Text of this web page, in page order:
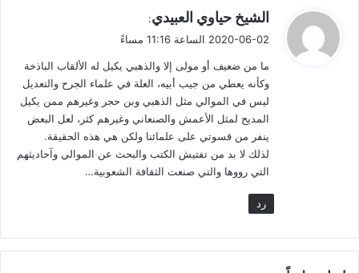
– العثمانية، ص44، عمرو بن بحر الجاحظ (المتوفى: 255هـ)،
تحقيق وشرح عبد السلام محمد هارون، دار الجيل، بيروت، الطبعة
– تاريخ بغداد، 15/363، أبو بكر أحمد بن علي بن ثابت الخطيب
البغدادي (ت: 463هـ)، تحقيق الدكتور بشار عواد معروف، دار الغرب
الإسلامي – بيروت، الطبعة الأولى، 1422هـ – 2002م.
[3] – كتبت المقال في 3/5/2017. ونحن الآن في 14/2/2020.
ي
ل
الشيخ حياوي العبيدي:
2020-06-02 الساعة 11:16 مساءً
ما من ضعيف أو مولى إلا والذهبي يكيل له الألقاب الباذخة
وكأنه يعطي من جيب أبيه، العلة في علماء الجرح والتعديل
ليس في الموالي مثل الذهبي وبن حجر وغيرهم ممن يكيل
المديح لمثل الأعمش والصنعاني وغيرهم كثر، لعل البعض
ينفر من قسوتي على علمائنا ولكن هي هذه الحقيقة.
لذلك لا بد من تفتيش الكتب والبحث عن الموالي وآحاديثهم
التي رووها والتي صنعت الثقافة الشعوبية…
رد